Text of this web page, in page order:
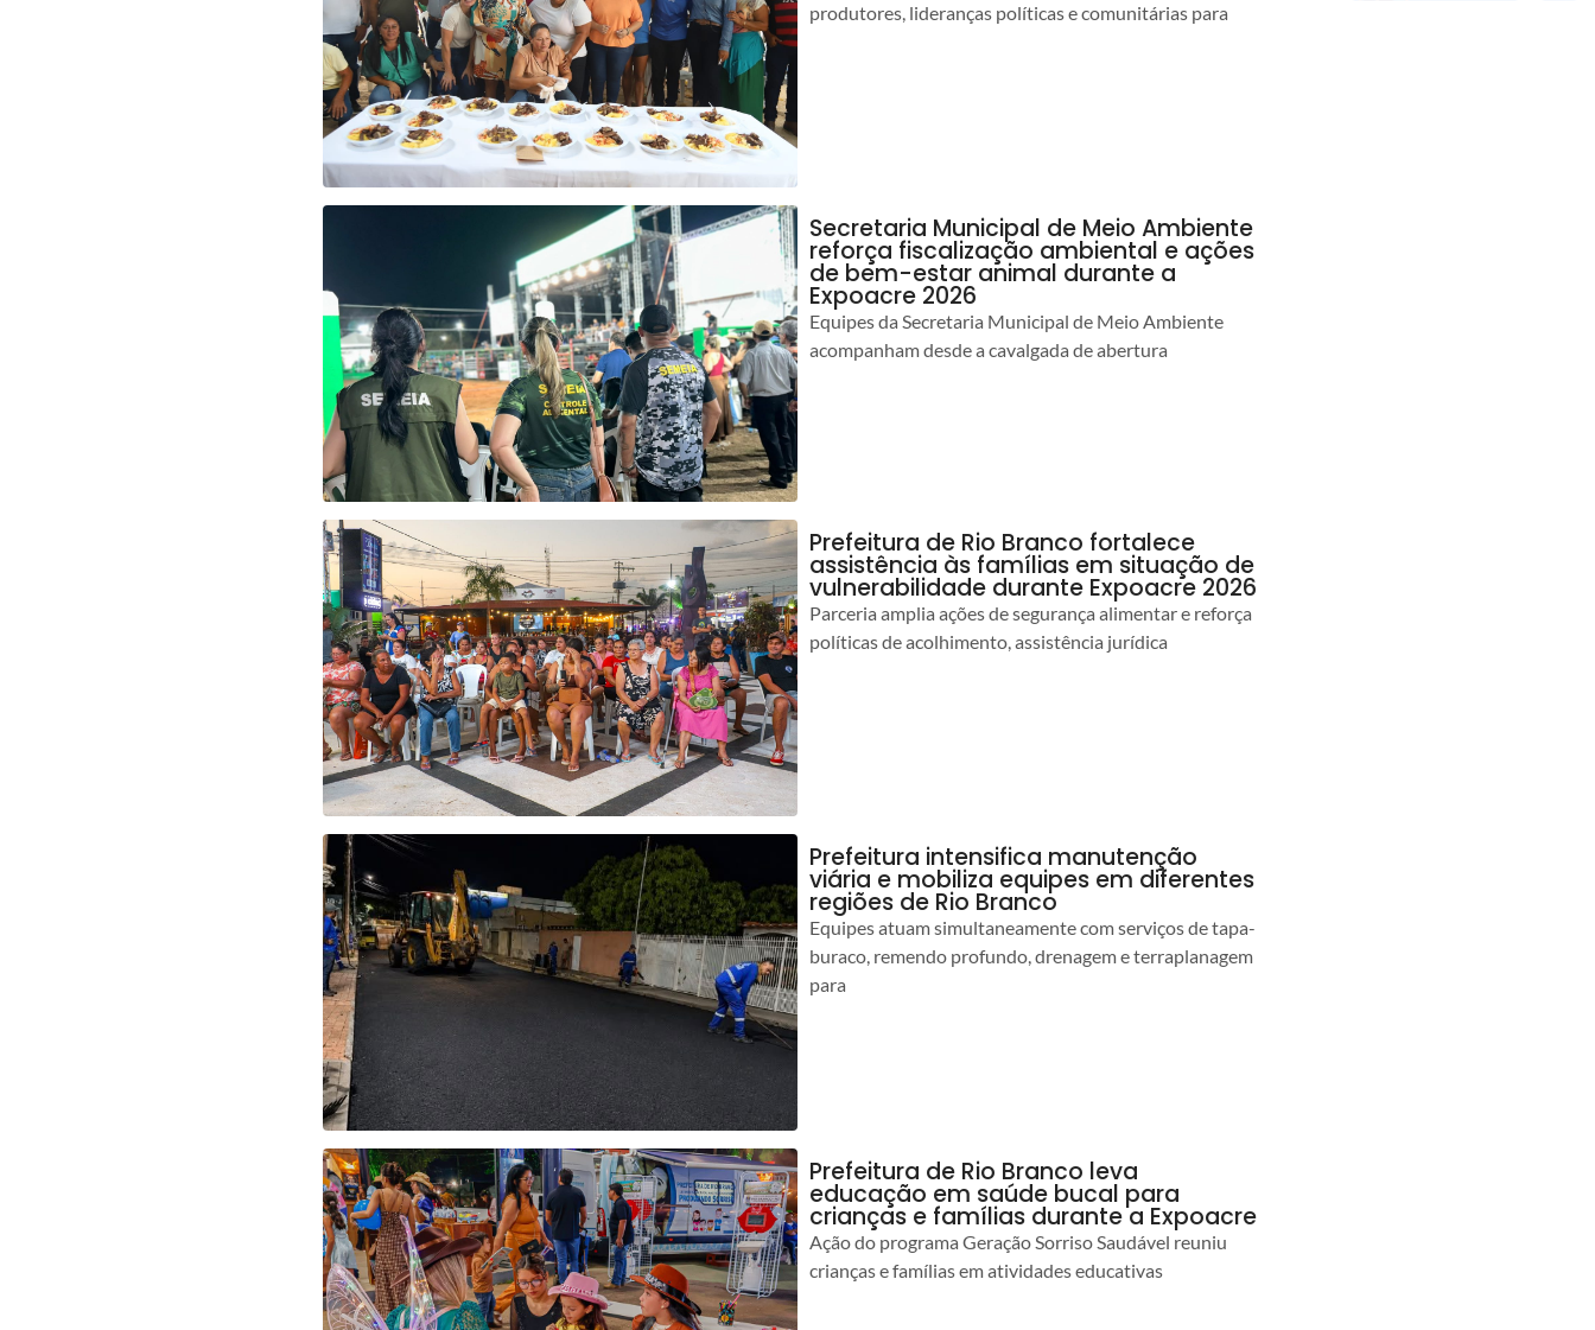
produtores, lideranças políticas e comunitárias para
Secretaria Municipal de Meio Ambiente
reforça fiscalização ambiental e ações
de bem-estar animal durante a
Expoacre 2026
Equipes da Secretaria Municipal de Meio Ambiente
acompanham desde a cavalgada de abertura
Prefeitura de Rio Branco fortalece
assistência às famílias em situação de
vulnerabilidade durante Expoacre 2026
Parceria amplia ações de segurança alimentar e reforça
políticas de acolhimento, assistência jurídica
Prefeitura intensifica manutenção
viária e mobiliza equipes em diferentes
regiões de Rio Branco
Equipes atuam simultaneamente com serviços de tapa-
buraco, remendo profundo, drenagem e terraplanagem
para
Prefeitura de Rio Branco leva
educação em saúde bucal para
crianças e famílias durante a Expoacre
Ação do programa Geração Sorriso Saudável reuniu
crianças e famílias em atividades educativas